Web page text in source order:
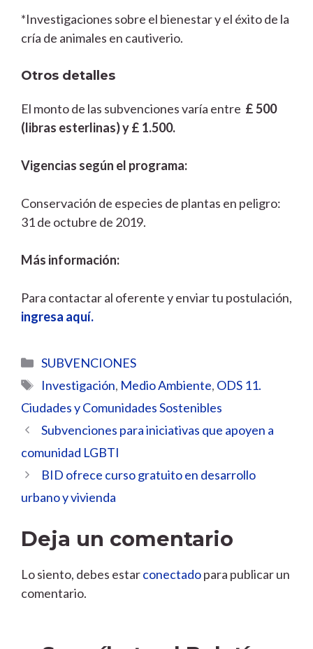
*Investigaciones sobre el bienestar y el éxito de la
cría de animales en cautiverio.
Otros detalles
El monto de las subvenciones varía entre £ 500
(libras esterlinas) y £ 1.500.
Vigencias según el programa:
Conservación de especies de plantas en peligro:
31 de octubre de 2019.
Más información:
Para contactar al oferente y enviar tu postulación,
ingresa aquí.
Categorías
SUBVENCIONES
Etiquetas
Investigación, Medio Ambiente, ODS 11.
Ciudades y Comunidades Sostenibles
Subvenciones para iniciativas que apoyen a
comunidad LGBTI
BID ofrece curso gratuito en desarrollo
urbano y vivienda
Deja un comentario
Lo siento, debes estarconectadopara publicar un
comentario.